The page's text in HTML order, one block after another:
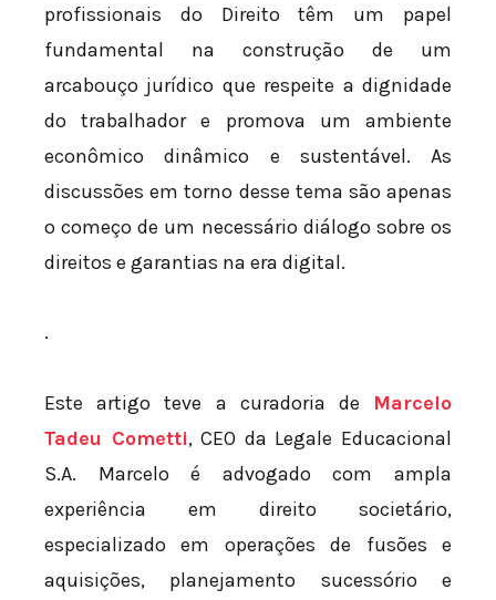
profissionais do Direito têm um papel
fundamental na construção de um
arcabouço jurídico que respeite a dignidade
do trabalhador e promova um ambiente
econômico dinâmico e sustentável. As
discussões em torno desse tema são apenas
o começo de um necessário diálogo sobre os
direitos e garantias na era digital.
.
Este artigo teve a curadoria de Marcelo
Tadeu Cometti, CEO da Legale Educacional
S.A. Marcelo é advogado com ampla
experiência em direito societário,
especializado em operações de fusões e
aquisições, planejamento sucessório e